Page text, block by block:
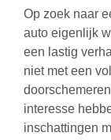
Op zoek naar
auto eigenlijk
een lastig
niet met een
interesse
inschattingen